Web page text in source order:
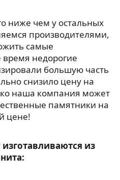
ниже чем у остальных
производителями,
самые
время недорогие
большую часть
снизило цену на
наша компания может
памятники на
цене!
из